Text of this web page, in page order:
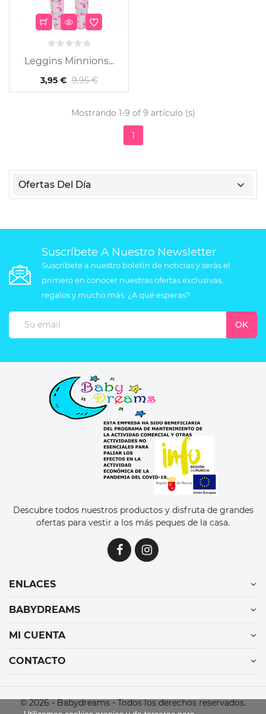
Leggins Minnions...
3,95 € 9,95 €
Mostrando 1-9 of 9 artículo (s)
1
Ofertas Del Día
Suscríbete A Nuestro Newsletter
Suscríbete a nuestro boletín de noticias y serás el
primero en conocer nuestras ofertas exclusivas,
regalos y mucho más. ¿A qué esperas?
Descubre todos nuestros productos y disfruta de grandes
ofertas para vestir a los más peques de la casa.
ENLACES
BABYDREAMS
MI CUENTA
CONTACTO
© 2026 - Babydreams - Todos los derechos reservados.